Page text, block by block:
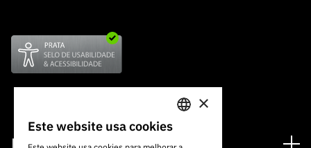
PORTUGUESE
×
Este website usa cookies